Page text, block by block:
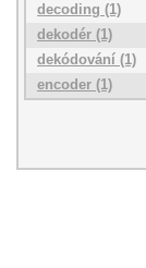
decoding (1)
dekodér (1)
dekódování (1)
encoder (1)